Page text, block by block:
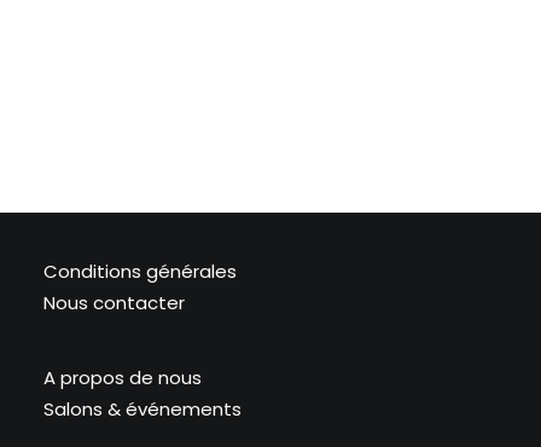
Conditions générales
Nous contacter
A propos de nous
Salons & événements